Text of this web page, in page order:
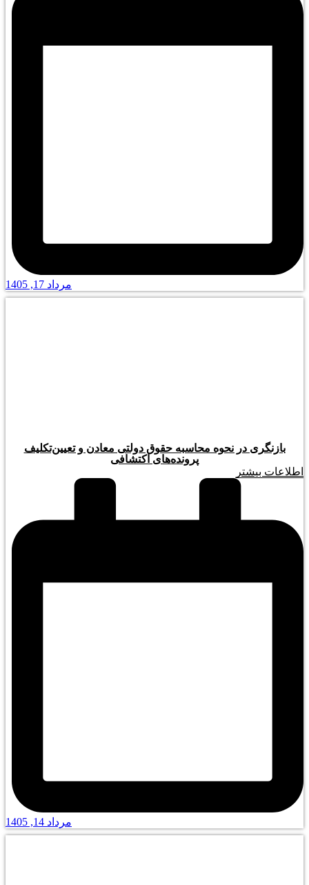
مرداد 17, 1405
بازنگری در نحوه محاسبه حقوق دولتی معادن و تعیین‌تکلیف
پرونده‌های اکتشافی
اطلاعات بیشتر
مرداد 14, 1405